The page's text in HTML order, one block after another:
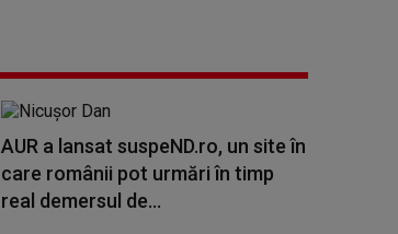
AUR a lansat suspeND.ro, un site în
care românii pot urmări în timp
real demersul de...